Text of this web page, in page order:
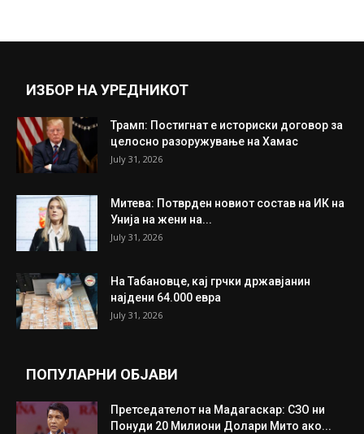
ИЗБОР НА УРЕДНИКОТ
Трамп: Постигнат е историски договор за
целосно разоружување на Хамас
July 31, 2026
Митева: Потврден новиот состав на ИК на
Унија на жени на...
July 31, 2026
На Табановце, кај грчки државјанин
најдени 64.000 евра
July 31, 2026
ПОПУЛАРНИ ОБЈАВИ
Претседателот на Мадагаскар: СЗО ни
Понуди 20 Милиони Долари Мито ако...